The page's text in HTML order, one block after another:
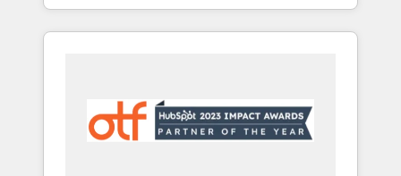
and operationalize HubSpot’s Loop
Marketing framework through expert-led
Hubs to your buyer journey for clean data,
scalability, & reporting. 🎯Demand Gen &